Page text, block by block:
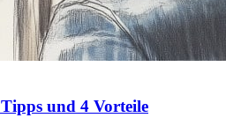
und 4 Vorteile